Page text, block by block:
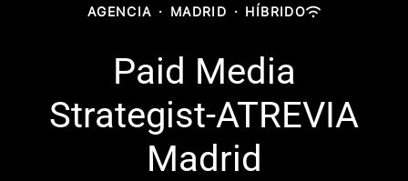
AGENCIA · MADRID · HÍBRIDO
Paid Media
Strategist-ATREVIA
Madrid